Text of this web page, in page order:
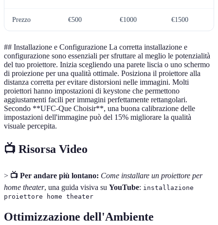
Prezzo €500 €1000 €1500
## Installazione e Configurazione La corretta installazione e
configurazione sono essenziali per sfruttare al meglio le potenzialità
del tuo proiettore. Inizia scegliendo una parete liscia o uno schermo
di proiezione per una qualità ottimale. Posiziona il proiettore alla
distanza corretta per evitare distorsioni nelle immagini. Molti
proiettori hanno impostazioni di keystone che permettono
aggiustamenti facili per immagini perfettamente rettangolari.
Secondo **UFC-Que Choisir**, una buona calibrazione delle
impostazioni dell'immagine può del 15% migliorare la qualità
visuale percepita.
📺 Risorsa Video
> 📺 Per andare più lontano: Come installare un proiettore per
home theater, una guida visiva su YouTube: installazione
proiettore home theater
Ottimizzazione dell'Ambiente